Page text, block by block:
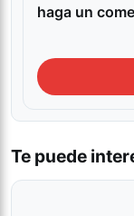
haga un
Te puede